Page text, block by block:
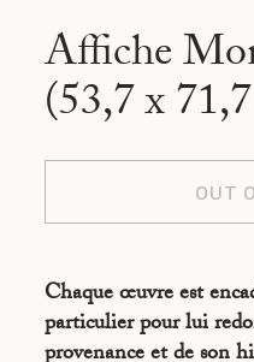
Affiche
(53,7 x
OUT
Chaque œuvre est
particulier pour lui